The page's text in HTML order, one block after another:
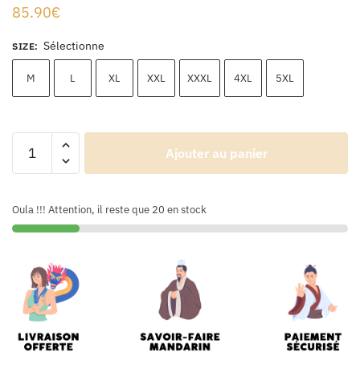
85.90€
SIZE: Sélectionne
M L XL XXL XXXL 4XL 5XL
Ajouter au panier
Oula !!! Attention, il reste que 20 en stock